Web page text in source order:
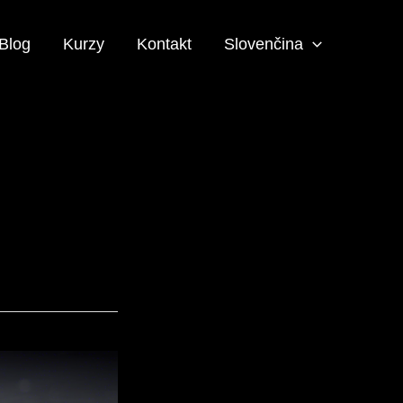
Kurzy Kontakt Slovenčina